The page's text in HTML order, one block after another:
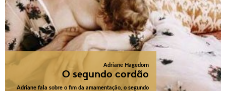
Adriane Hagedorn
O segundo cordão
Adriane fala sobre o fim da amamentação, o segundo